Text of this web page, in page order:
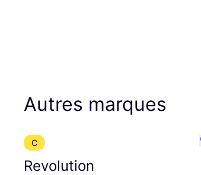
Autres marques
C
Revolution